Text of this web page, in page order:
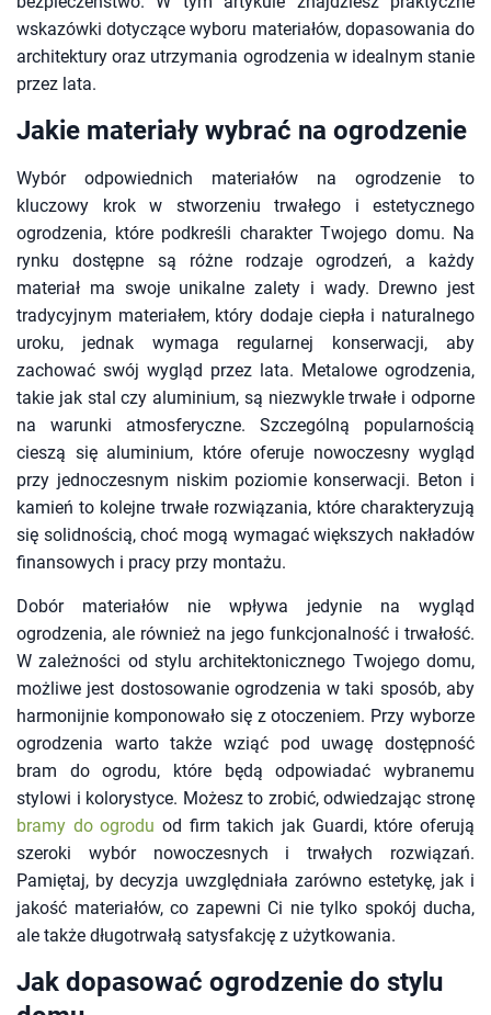
wskazówki dotyczące wyboru materiałów, dopasowania do
architektury oraz utrzymania ogrodzenia w idealnym stanie
przez lata.
Jakie materiały wybrać na ogrodzenie
Wybór odpowiednich materiałów na ogrodzenie to
kluczowy krok w stworzeniu trwałego i estetycznego
ogrodzenia, które podkreśli charakter Twojego domu. Na
rynku dostępne są różne rodzaje ogrodzeń, a każdy
materiał ma swoje unikalne zalety i wady. Drewno jest
tradycyjnym materiałem, który dodaje ciepła i naturalnego
uroku, jednak wymaga regularnej konserwacji, aby
zachować swój wygląd przez lata. Metalowe ogrodzenia,
takie jak stal czy aluminium, są niezwykle trwałe i odporne
na warunki atmosferyczne. Szczególną popularnością
cieszą się aluminium, które oferuje nowoczesny wygląd
przy jednoczesnym niskim poziomie konserwacji. Beton i
kamień to kolejne trwałe rozwiązania, które charakteryzują
się solidnością, choć mogą wymagać większych nakładów
finansowych i pracy przy montażu.
Dobór materiałów nie wpływa jedynie na wygląd
ogrodzenia, ale również na jego funkcjonalność i trwałość.
W zależności od stylu architektonicznego Twojego domu,
możliwe jest dostosowanie ogrodzenia w taki sposób, aby
harmonijnie komponowało się z otoczeniem. Przy wyborze
ogrodzenia warto także wziąć pod uwagę dostępność
bram do ogrodu, które będą odpowiadać wybranemu
stylowi i kolorystyce. Możesz to zrobić, odwiedzając stronę
bramy do ogrodu od firm takich jak Guardi, które oferują
szeroki wybór nowoczesnych i trwałych rozwiązań.
Pamiętaj, by decyzja uwzględniała zarówno estetykę, jak i
jakość materiałów, co zapewni Ci nie tylko spokój ducha,
ale także długotrwałą satysfakcję z użytkowania.
Jak dopasować ogrodzenie do stylu